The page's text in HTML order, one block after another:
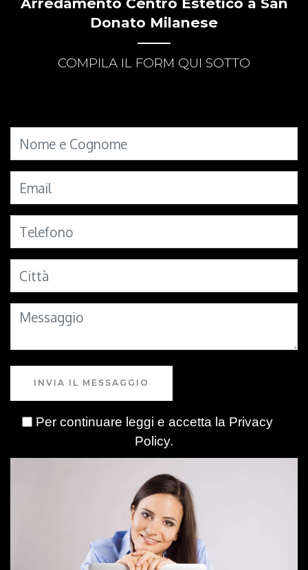
Donato Milanese
COMPILA IL FORM QUI SOTTO
INVIA IL MESSAGGIO
Per continuare leggi e accetta la Privacy
Policy.